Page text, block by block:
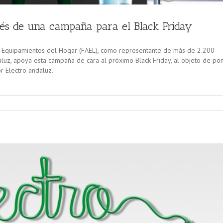
de una campaña para el Black Friday
del Hogar (FAEL), como representante de más de 2.200
apoya esta campaña de cara al próximo Black Friday, al objeto de
Electro andaluz.